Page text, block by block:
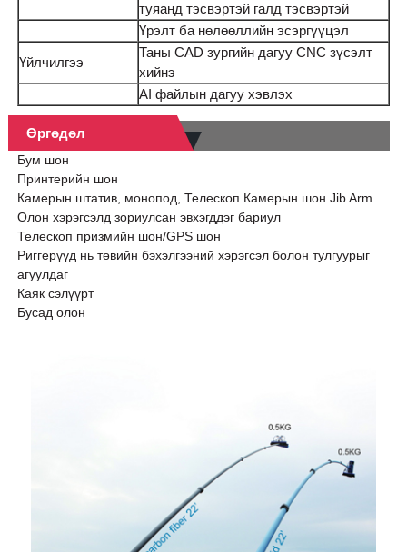
туяанд тэсвэртэй галд тэсвэртэй
Үрэлт ба нөлөөллийн эсэргүүцэл
Үйлчилгээ
Таны CAD зургийн дагуу CNC зүсэлт
хийнэ
AI файлын дагуу хэвлэх
Өргөдөл
Бум шон
Принтерийн шон
Камерын штатив, монопод, Телескоп Камерын шон Jib Arm
Олон хэрэгсэлд зориулсан эвхэгддэг бариул
Телескоп призмийн шон/GPS шон
Риггерүүд нь төвийн бэхэлгээний хэрэгсэл болон тулгуурыг
агуулдаг
Каяк сэлүүрт
Бусад олон